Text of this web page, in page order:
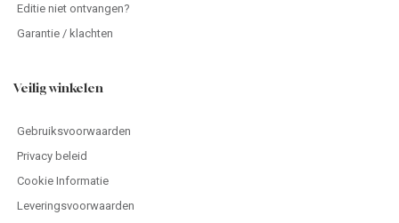
Editie niet ontvangen?
Garantie / klachten
Veilig winkelen
Gebruiksvoorwaarden
Privacy beleid
Cookie Informatie
Leveringsvoorwaarden